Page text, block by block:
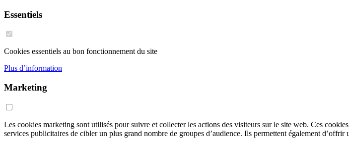
Essentiels
Cookies essentiels au bon fonctionnement du site
Plus d’information
Marketing
Les cookies marketing sont utilisés pour suivre et collecter les actions des visiteurs sur le site web. Ces
services publicitaires de cibler un plus grand nombre de groupes d’audience. Ils permettent également